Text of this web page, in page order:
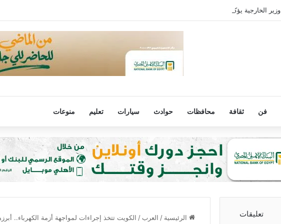
وزير الخارجية يؤكد رفض مصر لتهجير الفلسطينيين أو المساس بالوضع فى القدس
فن ثقافة محافظات حوادث سيارات تعليم منوعات
الرئيسية / العرب / الكويت تتخذ إجراءات لمواجهة أزمة الكهرباء.. تعليقات